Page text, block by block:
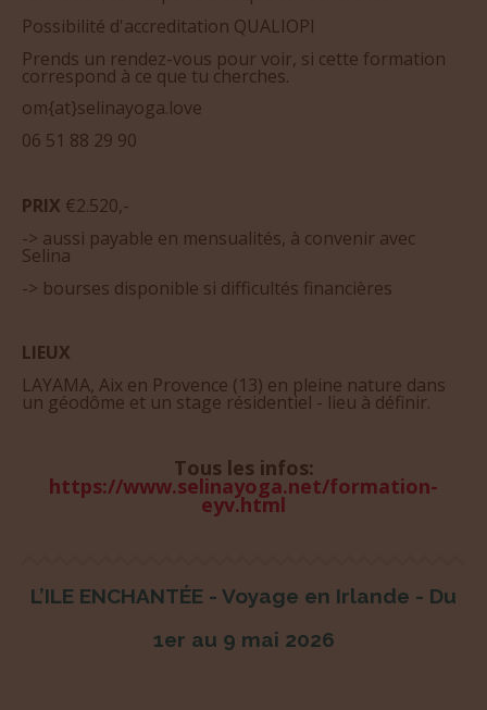
Prends un rendez-vous pour voir, si cette formation
correspond à ce que tu cherches.
om{at}selinayoga.love
06 51 88 29 90
-> aussi payable en mensualités, à convenir avec
Selina
-> bourses disponible si difficultés financières
LAYAMA, Aix en Provence (13) en pleine nature dans
un géodôme et un stage résidentiel - lieu à définir.
eyv.html
1er au 9 mai 2026